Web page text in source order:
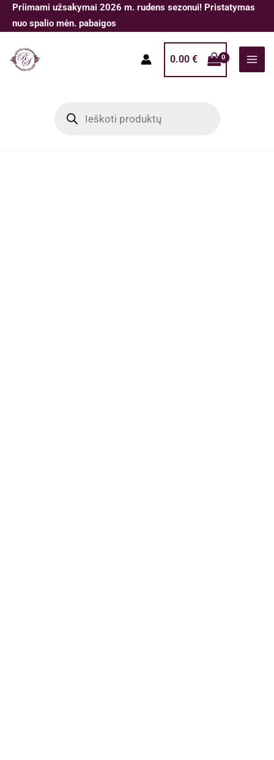
Pereiti
prie
Priimami užsakymai 2026 m. rudens sezonui! Pristatymas
nuo spalio mėn. pabaigos
0.00 €
search